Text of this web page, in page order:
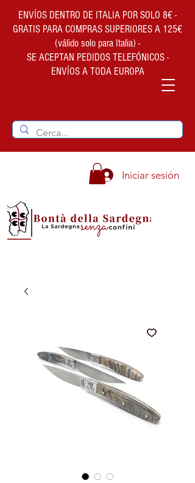
ENVÍOS DENTRO DE ITALIA POR SOLO 8€ -
GRATIS PARA COMPRAS SUPERIORES A 125€
(válido solo para Italia) -
SE ACEPTAN PEDIDOS TELEFÓNICOS -
ENVÍOS A TODA EUROPA
Iniciar sesión